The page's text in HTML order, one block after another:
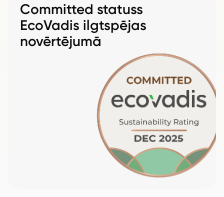
Committed statuss
EcoVadis ilgtspējas
novērtējumā